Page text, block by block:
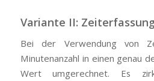
Variante II:
Bei der Verwendung von
Minutenanzahl in einen genau
Wert umgerechnet. Es